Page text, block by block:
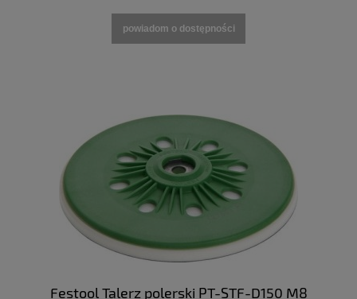
powiadom o dostępności
Festool Talerz polerski PT-STF-D150 M8